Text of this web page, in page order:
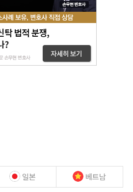
일본 베트남